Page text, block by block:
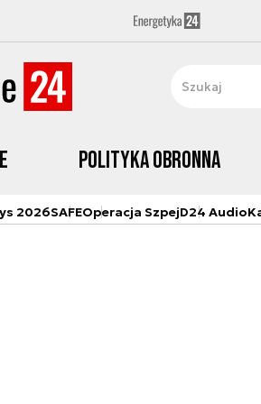
Polityka obronna
2026SAFEOperacja SzpejD24 Audio